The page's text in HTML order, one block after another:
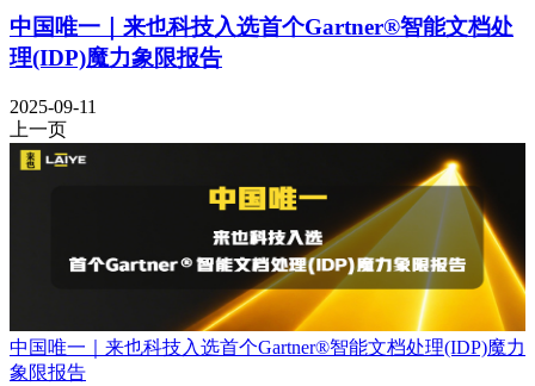
中国唯一｜来也科技入选首个Gartner®智能文档处
理(IDP)魔力象限报告
2025-09-11
上一页
中国唯一｜来也科技入选首个Gartner®智能文档处理(IDP)魔力
象限报告